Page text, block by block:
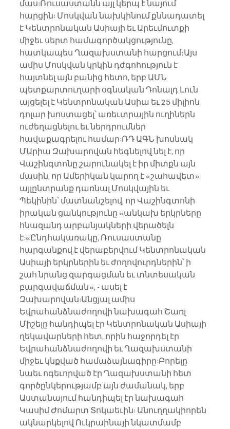
մաս:Ռուսաստանն այլ կերպ է նայում
հարցին: Մոսկվան նախկինում քննադատել
է Կենտրոնական Ասիայի եւ Արեւմուտքի
միջեւ սերտ համագործակցությունը,
հատկապես Ղազախստանի հարցում։Այս
ամիս Մոսկվան կրկին դժգոհություն է
հայտնել այն բանից հետո, երբ ԱՄՆ
պետքարտուղարի օգնական Դոնալդ Լուն
այցելել է Կենտրոնական Ասիա եւ 25 միլիոն
դոլար խոստացել՝ առեւտրային ուղիներն
ուժեղացնելու եւ ներդրումներ
հավաքագրելու համար:ՌԴ ԱԳՆ խոսնակ
ՄԱրիա Զախարովան հեգնելով նել է, որ
Վաշինգտոնը շարունակել է իր միտքն այն
մասին, որ Ամերիկան ​​կարող է «շահավետ»
այլընտրանք դառնալ Մոսկվային եւ
Պեկինին՝ մատնանշելով, որ Վաշինգտոնի
իրական ցանկությունը «անկախ երկրները
հնազանդ արբանյակների վերածելն
է:«Ընդհակառակը, Ռուսաստանը
հարգանքով է վերաբերվում Կենտրոնական
Ասիայի երկրներին եւ ժողովուրդներին՝ ի
շահ նրանց զարգացման եւ տնտեսական
բարգավաճման», - ասել է
Զախարովան:Անցյալ ամիս
Եվրահանձնաժողովի նախագահ Շառլ
Միշելը հանդիպել էր Կենտրոնական Ասիայի
ղեկավարների հետ, որին հաջորդել էր
Եվրահանձնաժողովի եւ Ղազախստանի
միջեւ կնքված համաձայնագիրը:Բորելը
նաեւ ոգեւորված էր Ղազախստանի հետ
գործընկերությամբ այն ժամանակ, երբ
Աստանայում հանդիպել էր նախագահ
Կասիմ Ժոմարտ Տոկաեւին: Անուղղակիորեն
ակնարկելով Ուկրաինայի նկատմամբ